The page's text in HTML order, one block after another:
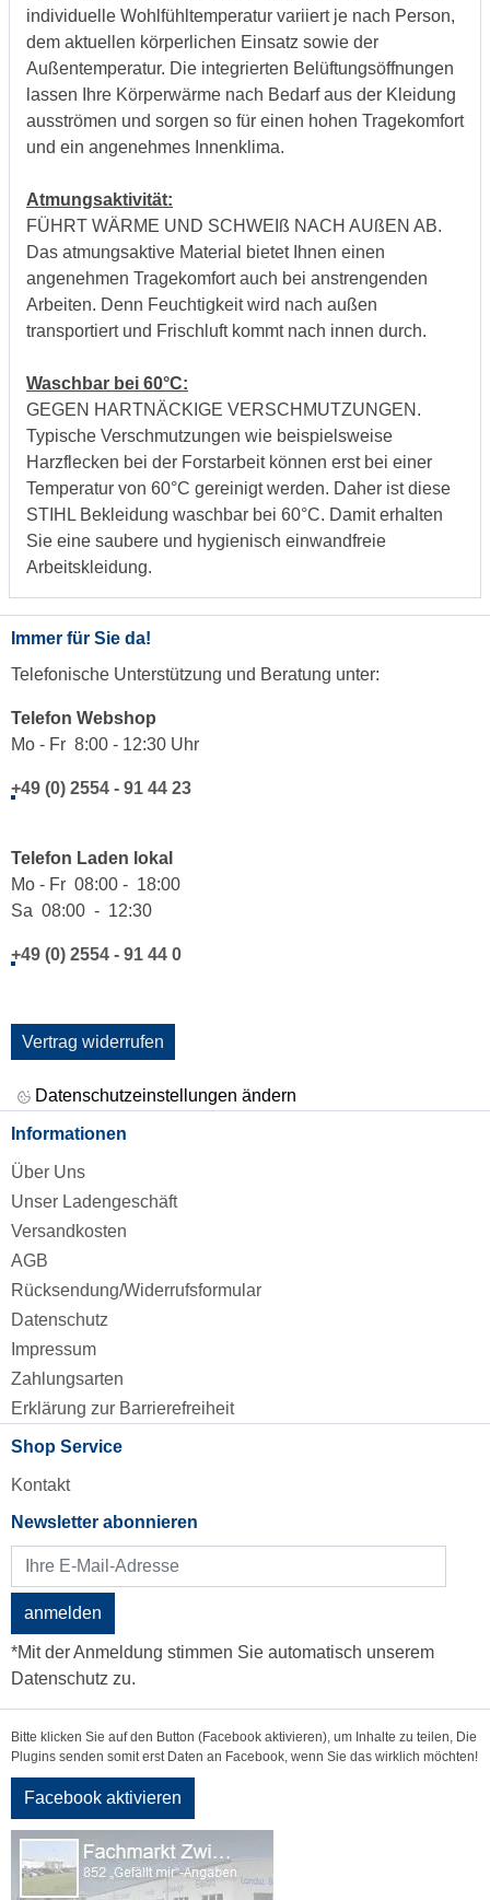
individuelle Wohlfühltemperatur variiert je nach Person,
dem aktuellen körperlichen Einsatz sowie der
Außentemperatur. Die integrierten Belüftungsöffnungen
lassen Ihre Körperwärme nach Bedarf aus der Kleidung
ausströmen und sorgen so für einen hohen Tragekomfort
und ein angenehmes Innenklima.
Atmungsaktivität:
FÜHRT WÄRME UND SCHWEIß NACH AUßEN AB.
Das atmungsaktive Material bietet Ihnen einen
angenehmen Tragekomfort auch bei anstrengenden
Arbeiten. Denn Feuchtigkeit wird nach außen
transportiert und Frischluft kommt nach innen durch.
Waschbar bei 60°C:
GEGEN HARTNÄCKIGE VERSCHMUTZUNGEN.
Typische Verschmutzungen wie beispielsweise
Harzflecken bei der Forstarbeit können erst bei einer
Temperatur von 60°C gereinigt werden. Daher ist diese
STIHL Bekleidung waschbar bei 60°C. Damit erhalten
Sie eine saubere und hygienisch einwandfreie
Arbeitskleidung.
Immer für Sie da!
Telefonische Unterstützung und Beratung unter:
Telefon Webshop
Mo - Fr 8:00 - 12:30 Uhr
+49 (0) 2554 - 91 44 23
Telefon Laden lokal
Mo - Fr 08:00 - 18:00
Sa 08:00 - 12:30
+49 (0) 2554 - 91 44 0
Vertrag widerrufen
Datenschutzeinstellungen ändern
Informationen
Über Uns
Unser Ladengeschäft
Versandkosten
AGB
Rücksendung/Widerrufsformular
Datenschutz
Impressum
Zahlungsarten
Erklärung zur Barrierefreiheit
Shop Service
Kontakt
Newsletter abonnieren
anmelden
*Mit der Anmeldung stimmen Sie automatisch unserem
Datenschutz zu.
Bitte klicken Sie auf den Button (Facebook aktivieren), um Inhalte zu teilen, Die
Plugins senden somit erst Daten an Facebook, wenn Sie das wirklich möchten!
Facebook aktivieren